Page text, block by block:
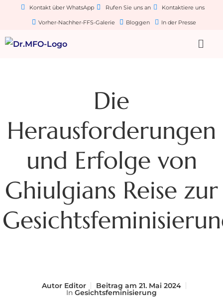
Kontakt über WhatsApp Rufen Sie uns an Kontaktiere uns
Vorher-Nachher-FFS-Galerie Bloggen In der Presse
Die
Herausforderungen
und Erfolge von
Ghiulgians Reise zur
Autor Editor Beitrag am 21. Mai 2024
In Gesichtsfeminisierung